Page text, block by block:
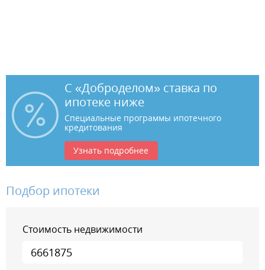
С «Доброделом» ставка по
ипотеке ниже
Специальные программы ипотечного
кредитования
Узнать подробнее
Подбор ипотеки
Стоимость недвижимости